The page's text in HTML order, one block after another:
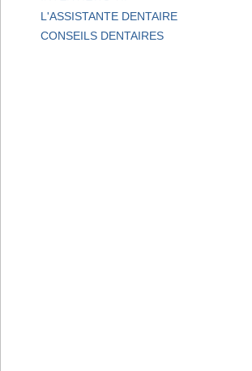
L'ASSISTANTE DENTAIRE
CONSEILS DENTAIRES